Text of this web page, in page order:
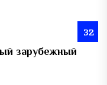
32
зарубежный